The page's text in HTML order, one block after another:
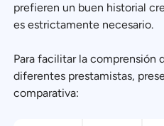
prefieren un buen historial
es estrictamente necesario.
Para facilitar la comprensión
diferentes prestamistas,
comparativa: